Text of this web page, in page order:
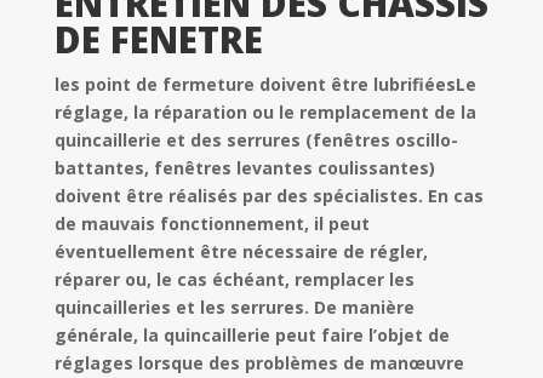
DE FENETRE
les point de fermeture doivent être lubrifiéesLe
réglage, la réparation ou le remplacement de la
quincaillerie et des serrures (fenêtres oscillo-
battantes, fenêtres levantes coulissantes)
doivent être réalisés par des spécialistes. En cas
de mauvais fonctionnement, il peut
éventuellement être nécessaire de régler,
réparer ou, le cas échéant, remplacer les
quincailleries et les serrures. De manière
générale, la quincaillerie peut faire l’objet de
réglages lorsque des problèmes de manœuvre